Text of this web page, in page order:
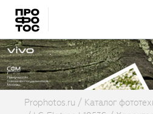
Prophotos.ru Каталог